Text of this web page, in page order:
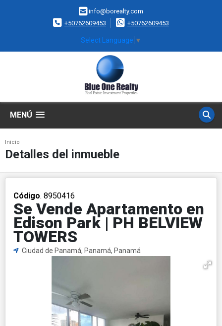
info@borealty.com
+50762609453
+50762609453
Select Language ▼
MENÚ
Inicio
Detalles del inmueble
Código. 8950416
Se Vende Apartamento en
Edison Park | PH BELVIEW
TOWERS
Ciudad de Panamá, Panamá, Panamá